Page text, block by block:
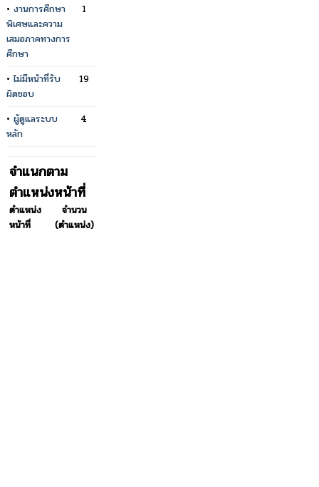
• งานการศึกษา
พิเศษและความ
เสมอภาคทางการ
ศึกษา
1
•ไม่มีหน้าที่รับ
ผิดชอบ
19
• ผู้ดูแลระบบ
หลัก
4
จำแนกตาม
ตำแหน่งหน้าที่
ตำแหน่ง
หน้าที่
จำนวน
(ตำแหน่ง)